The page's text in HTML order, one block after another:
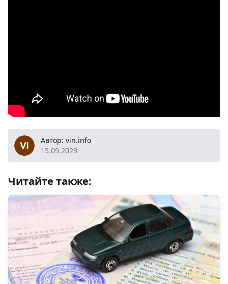
vin.infoАвтор: vin.info
15.09.2023
Читайте также: